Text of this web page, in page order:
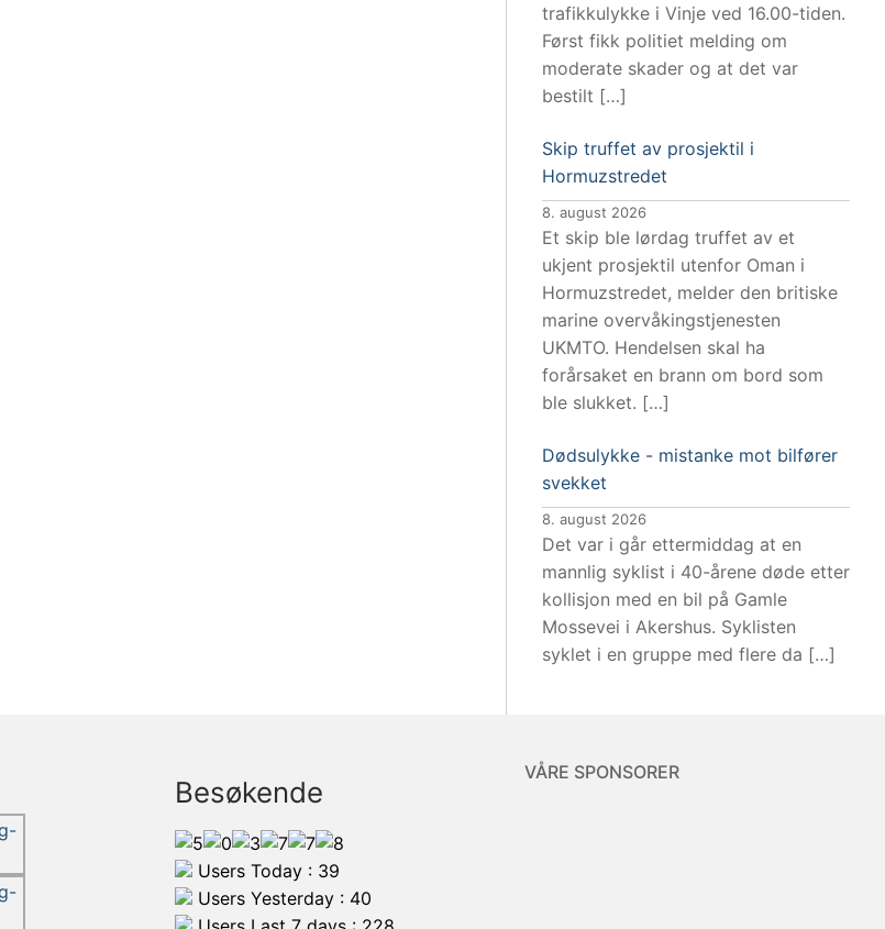
trafikkulykke i Vinje ved 16.00-tiden.
Først fikk politiet melding om
moderate skader og at det var
bestilt […]
Skip truffet av prosjektil i
Hormuzstredet
8. august 2026
Et skip ble lørdag truffet av et
ukjent prosjektil utenfor Oman i
Hormuzstredet, melder den britiske
marine overvåkingstjenesten
UKMTO. Hendelsen skal ha
forårsaket en brann om bord som
ble slukket. […]
Dødsulykke - mistanke mot bilfører
svekket
8. august 2026
Det var i går ettermiddag at en
mannlig syklist i 40-årene døde etter
kollisjon med en bil på Gamle
Mossevei i Akershus. Syklisten
syklet i en gruppe med flere da […]
Besøkende
Users Today : 39
Users Yesterday : 40
VÅRE SPONSORER